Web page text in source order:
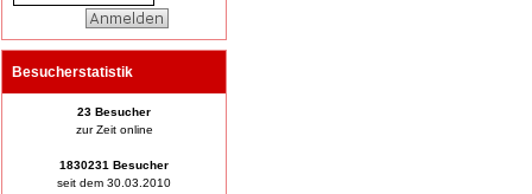
Besucherstatistik
23 Besucher
zur Zeit online
1830231 Besucher
seit dem 30.03.2010